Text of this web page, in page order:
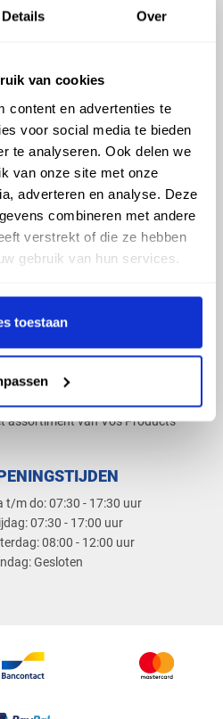
Details Over
van cookies
content en advertenties te
voor social media te bieden
te analyseren. Ook delen we
van onze site met onze
adverteren en analyse. Deze
combineren met andere
verstrekt of die ze hebben
gebruik van hun services.
toestaan
EN HULP
2026
assortiment van Vos Products
t/m do: 07:30 - 17:30 uur
07:30 - 17:00 uur
08:00 - 12:00 uur
Gesloten
met eigen transport